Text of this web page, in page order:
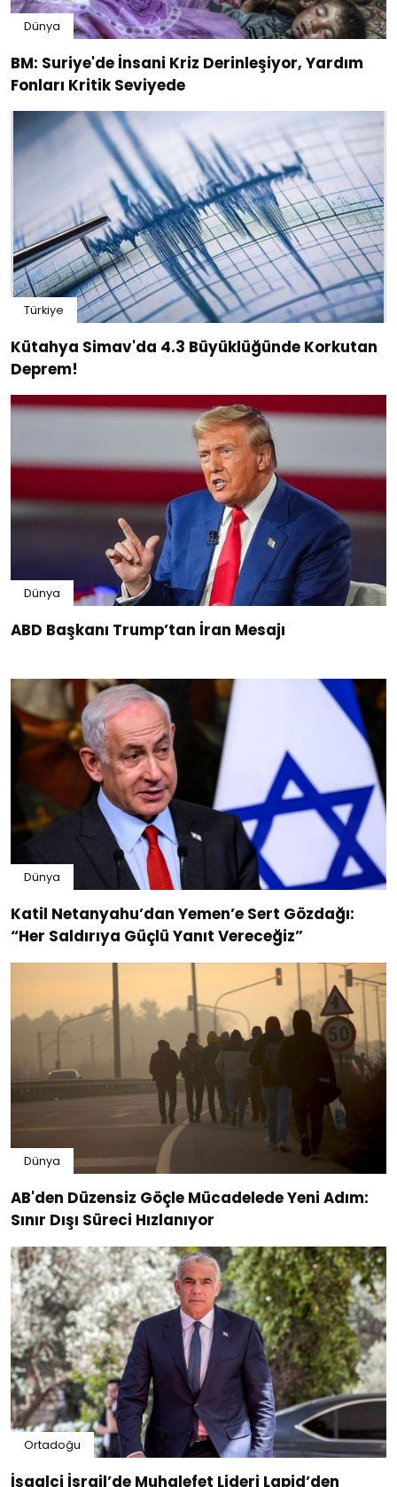
Dünya
BM: Suriye'de İnsani Kriz Derinleşiyor, Yardım
Fonları Kritik Seviyede
Türkiye
Kütahya Simav'da 4.3 Büyüklüğünde Korkutan
Deprem!
Dünya
ABD Başkanı Trump’tan İran Mesajı
Dünya
Katil Netanyahu’dan Yemen’e Sert Gözdağı:
“Her Saldırıya Güçlü Yanıt Vereceğiz”
Dünya
AB'den Düzensiz Göçle Mücadelede Yeni Adım:
Sınır Dışı Süreci Hızlanıyor
Ortadoğu
İşgalci İsrail’de Muhalefet Lideri Lapid’den